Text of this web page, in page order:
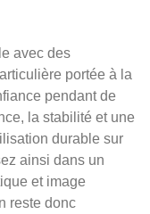
avec des
portée à la
pendant de
la stabilité et une
durable sur
ainsi dans un
et image
reste donc